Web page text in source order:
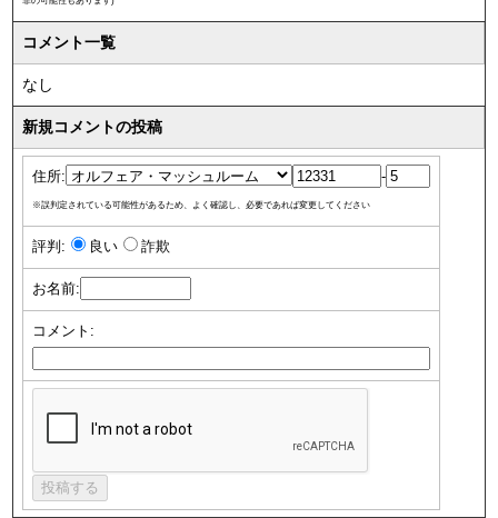
コメント一覧
なし
新規コメントの投稿
住所: -
※誤判定されている可能性があるため、よく確認し、必要であれば変更してください
評判: 良い 詐欺
お名前:
コメント: